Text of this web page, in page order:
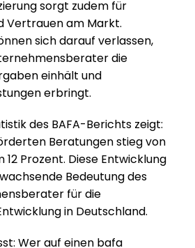
sorgt zudem für
Vertrauen am Markt.
sich darauf verlassen,
die
einhält und
erbringt.
des BAFA-Berichts zeigt:
Beratungen stieg von
12 Prozent. Diese Entwicklung
Bedeutung des
für die
in Deutschland.
Wer auf einen bafa